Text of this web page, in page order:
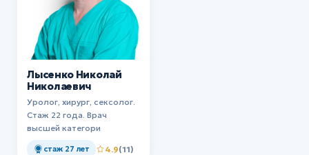
Лысенко Николай
Николаевич
Уролог, хирург, сексолог.
Стаж 22 года. Врач
высшей категори
стаж 27 лет 4.9(11)